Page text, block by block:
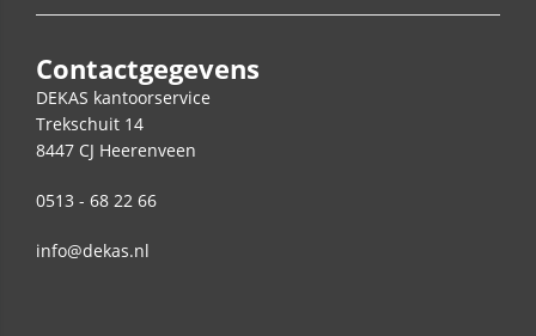
Contactgegevens
DEKAS kantoorservice
Trekschuit 14
8447 CJ Heerenveen
0513 - 68 22 66
info@dekas.nl